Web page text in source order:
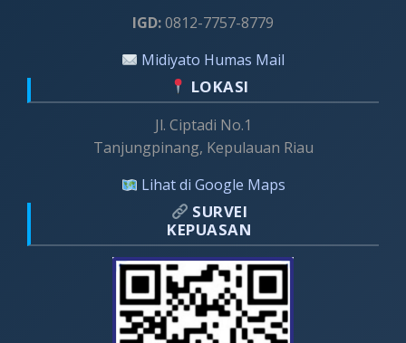
IGD:0812-7757-8779
Midiyato Humas Mail
LOKASI
Jl. Ciptadi No.1
Tanjungpinang, Kepulauan Riau
Lihat di Google Maps
SURVEI
KEPUASAN